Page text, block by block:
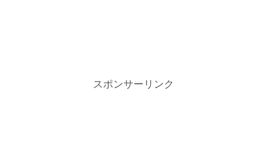
スポンサーリンク